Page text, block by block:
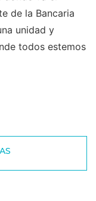
de la Bancaria
unidad y
todos estemos